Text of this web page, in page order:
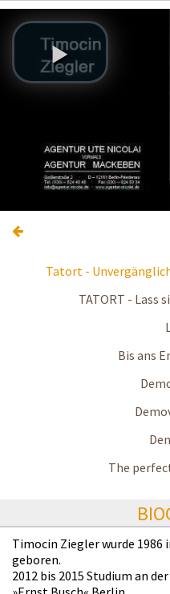
Tatort -
TATORT - Lass
Bis ans
The
Timocin Ziegler wurde
geboren.
2012 bis 2015 Studium an